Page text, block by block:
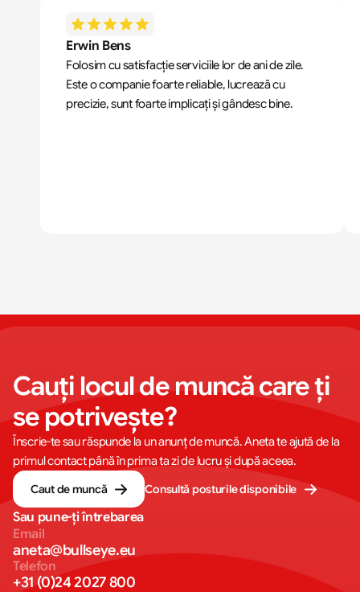
Erwin Bens
Folosim cu satisfacție serviciile lor de ani de zile.
Este o companie foarte reliable, lucrează cu
precizie, sunt foarte implicați și gândesc bine.
Cauți locul de muncă care ți
se potrivește?
Înscrie-te sau răspunde la un anunț de muncă. Aneta te ajută de la
primul contact până în prima ta zi de lucru și după aceea.
Caut de muncă
Consultă posturile disponibile
Sau pune-ți întrebarea
Email
aneta@bullseye.eu
Telefon
+31 (0)24 2027 800